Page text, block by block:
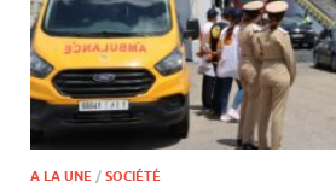
A LA UNE / SOCIÉTÉ